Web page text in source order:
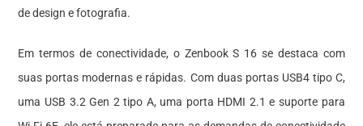
de design e fotografia.
Em termos de conectividade, o Zenbook S 16 se destaca com
suas portas modernas e rápidas. Com duas portas USB4 tipo C,
uma USB 3.2 Gen 2 tipo A, uma porta HDMI 2.1 e suporte para